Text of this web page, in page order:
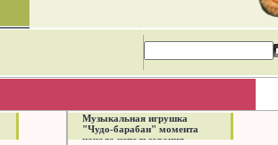
Музыкальная игрушка
"Чудо-барабан" момента
начала использования